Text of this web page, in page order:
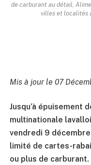
de carburant au détail,
villes et localités
Mis à jour le 07
Jusqu’à épuisement
multinationale
vendredi 9
limité de cartes-
ou plus de carburant.